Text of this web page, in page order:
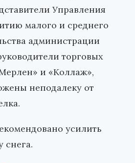
Управления
малого и среднего
администрации
торговых
и «Коллаж»,
неподалеку от
усилить
снега.